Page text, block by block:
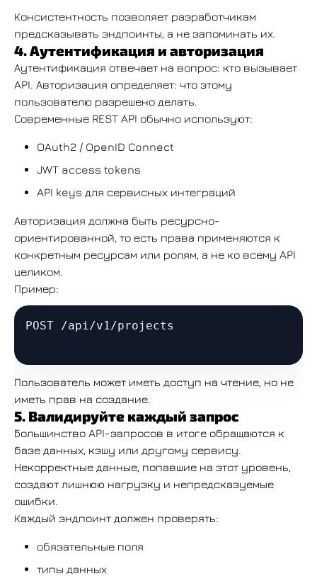
Консистентность позволяет разработчикам
предсказывать эндпоинты, а не запоминать их.
4. Аутентификация и авторизация
Аутентификация отвечает на вопрос: кто вызывает
API. Авторизация определяет: что этому
пользователю разрешено делать.
Современные REST API обычно используют:
OAuth2 / OpenID Connect
JWT access tokens
API keys для сервисных интеграций
Авторизация должна быть ресурсно-
ориентированной, то есть права применяются к
конкретным ресурсам или ролям, а не ко всему API
целиком.
Пример:
POST /api/v1/projects
Пользователь может иметь доступ на чтение, но не
иметь прав на создание.
5. Валидируйте каждый запрос
Большинство API-запросов в итоге обращаются к
базе данных, кэшу или другому сервису.
Некорректные данные, попавшие на этот уровень,
создают лишнюю нагрузку и непредсказуемые
ошибки.
Каждый эндпоинт должен проверять:
обязательные поля
типы данных